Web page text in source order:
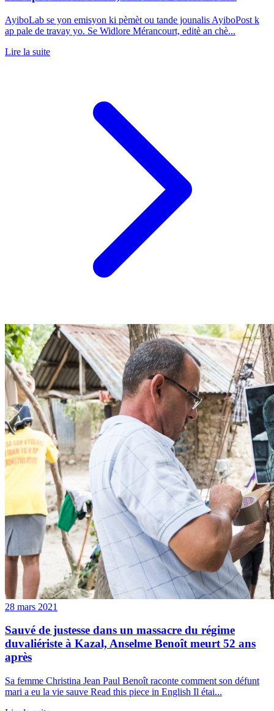
AyiboLab se yon emisyon ki pèmèt ou tande jounalis AyiboPost k
ap pale de travay yo. Se Widlore Mérancourt, editè an chè...
Lire la suite
28 mars 2021
Sauvé de justesse dans un massacre du régime
duvaliériste à Kazal, Anselme Benoît meurt 52 ans
après
Sa femme Christina Jean Paul Benoît raconte comment son défunt
mari a eu la vie sauve Read this piece in English Il étai...